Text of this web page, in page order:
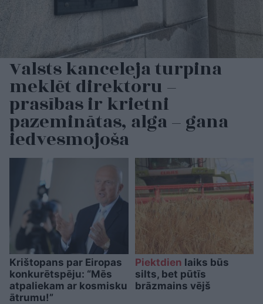
Valsts kanceleja turpina
meklēt direktoru –
prasības ir krietni
pazeminātas, alga – gana
iedvesmojoša
Krištopans par Eiropas
konkurētspēju: “Mēs
atpaliekam ar kosmisku
ātrumu!”
Piektdien laiks būs
silts, bet pūtīs
brāzmains vējš